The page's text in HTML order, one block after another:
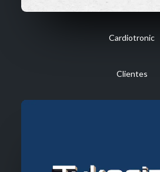
Cardiotronic
Clientes